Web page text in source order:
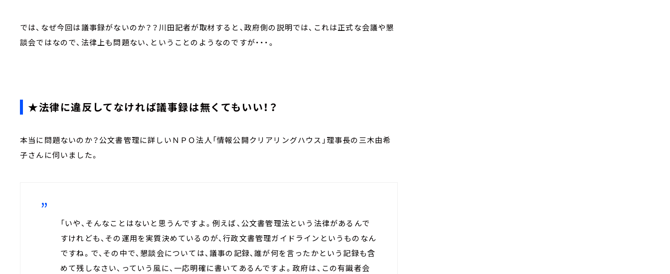
では、なぜ今回は議事録がないのか？？川田記者が取材すると、政府側の説明では、これは正式な会議や懇
談会ではなので、法律上も問題ない、ということのようなのですが・・・。
★法律に違反してなければ議事録は無くてもいい！？
本当に問題ないのか？公文書管理に詳しいＮＰＯ法人「情報公開クリアリングハウス」理事長の三木由希
子さんに伺いました。
「いや、そんなことはないと思うんですよ。例えば、公文書管理法という法律があるんで
すけれども、その運用を実質決めているのが、行政文書管理ガイドラインというものなん
ですね。で、その中で、懇談会については、議事の記録、誰が何を言ったかという記録も含
めて残しなさい、っていう風に、一応明確に書いてあるんですよ。政府は、この有識者会